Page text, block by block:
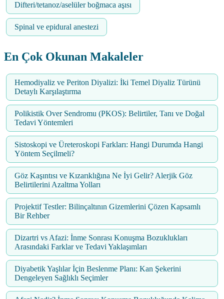
Difteri/tetanoz/aselüler boğmaca aşısı
Spinal ve epidural anestezi
En Çok Okunan Makaleler
Hemodiyaliz ve Periton Diyalizi: İki Temel Diyaliz Türünü
Detaylı Karşılaştırma
Polikistik Over Sendromu (PKOS): Belirtiler, Tanı ve Doğal
Tedavi Yöntemleri
Sistoskopi ve Üreteroskopi Farkları: Hangi Durumda Hangi
Yöntem Seçilmeli?
Göz Kaşıntısı ve Kızarıklığına Ne İyi Gelir? Alerjik Göz
Belirtilerini Azaltma Yolları
Projektif Testler: Bilinçaltının Gizemlerini Çözen Kapsamlı
Bir Rehber
Dizartri vs Afazi: İnme Sonrası Konuşma Bozuklukları
Arasındaki Farklar ve Tedavi Yaklaşımları
Diyabetik Yaşlılar İçin Beslenme Planı: Kan Şekerini
Dengeleyen Sağlıklı Seçimler